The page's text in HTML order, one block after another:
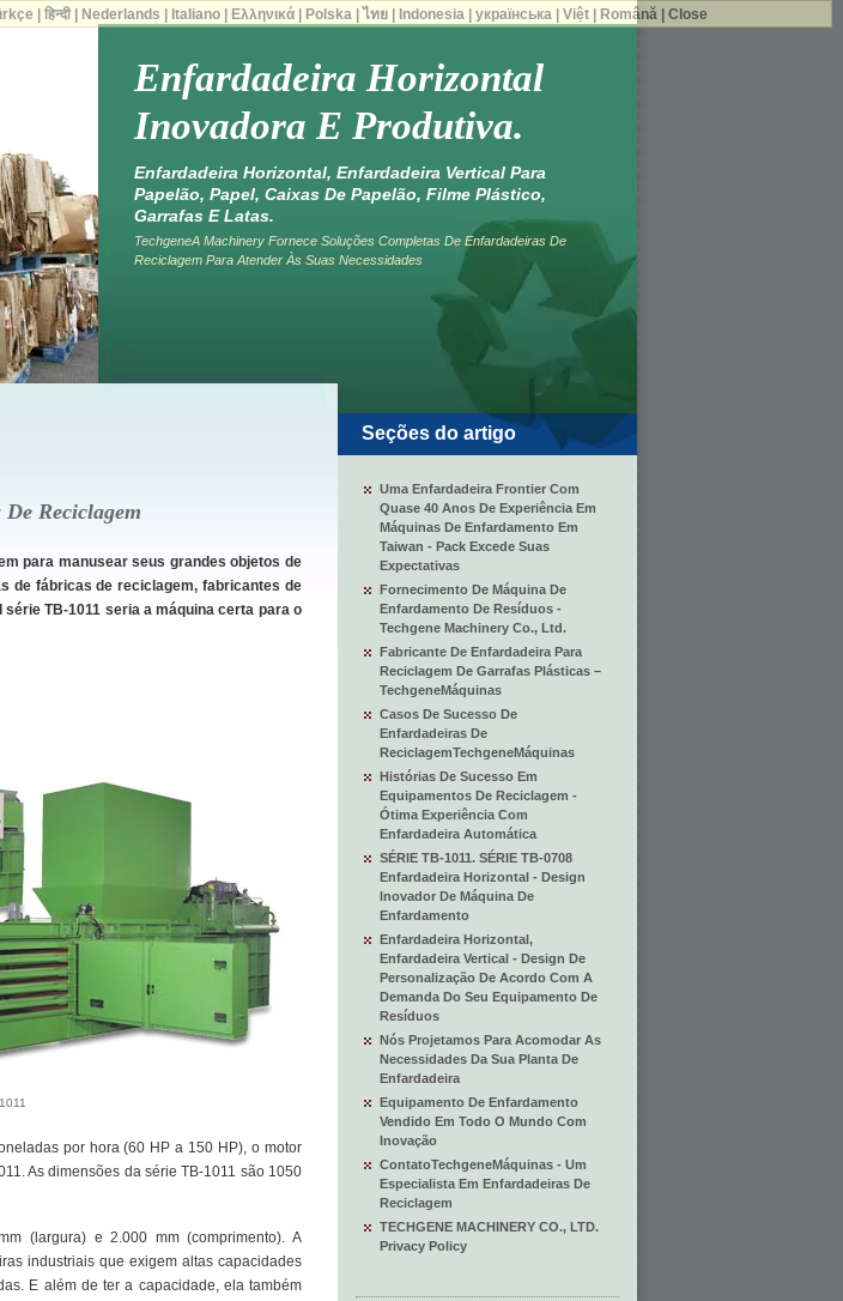
Enfardadeira Horizontal
Inovadora E Produtiva.
Enfardadeira Horizontal, Enfardadeira Vertical Para
Papelão, Papel, Caixas De Papelão, Filme Plástico,
Garrafas E Latas.
TechgeneA Machinery Fornece Soluções Completas De Enfardadeiras De
Reciclagem Para Atender Às Suas Necessidades
Reciclagem
para manusear seus grandes objetos de
de fábricas de reciclagem, fabricantes de
TB-1011 seria a máquina certa para o
por hora (60 HP a 150 HP), o motor
As dimensões da série TB-1011 são 1050
(largura) e 2.000 mm (comprimento). A
industriais que exigem altas capacidades
E além de ter a capacidade, ela também
Seções do artigo
Uma Enfardadeira Frontier Com
Quase 40 Anos De Experiência Em
Máquinas De Enfardamento Em
Taiwan - Pack Excede Suas
Expectativas
Fornecimento De Máquina De
Enfardamento De Resíduos -
Techgene Machinery Co., Ltd.
Fabricante De Enfardadeira Para
Reciclagem De Garrafas Plásticas –
TechgeneMáquinas
Casos De Sucesso De
Enfardadeiras De
ReciclagemTechgeneMáquinas
Histórias De Sucesso Em
Equipamentos De Reciclagem -
Ótima Experiência Com
Enfardadeira Automática
SÉRIE TB-1011. SÉRIE TB-0708
Enfardadeira Horizontal - Design
Inovador De Máquina De
Enfardamento
Enfardadeira Horizontal,
Enfardadeira Vertical - Design De
Personalização De Acordo Com A
Demanda Do Seu Equipamento De
Resíduos
Nós Projetamos Para Acomodar As
Necessidades Da Sua Planta De
Enfardadeira
Equipamento De Enfardamento
Vendido Em Todo O Mundo Com
Inovação
ContatoTechgeneMáquinas - Um
Especialista Em Enfardadeiras De
Reciclagem
TECHGENE MACHINERY CO., LTD.
Privacy Policy
|हिन्दी| Nederlands Italiano Ελληνικά Polska |ไทย Indonesia |українська |Việt Română |Close